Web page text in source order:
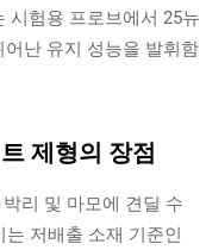
시험용 프로브에서 25뉴
난 유지 성능을 발휘함
제형의 장점
리 및 마모에 견딜 수
저배출 소재 기준인